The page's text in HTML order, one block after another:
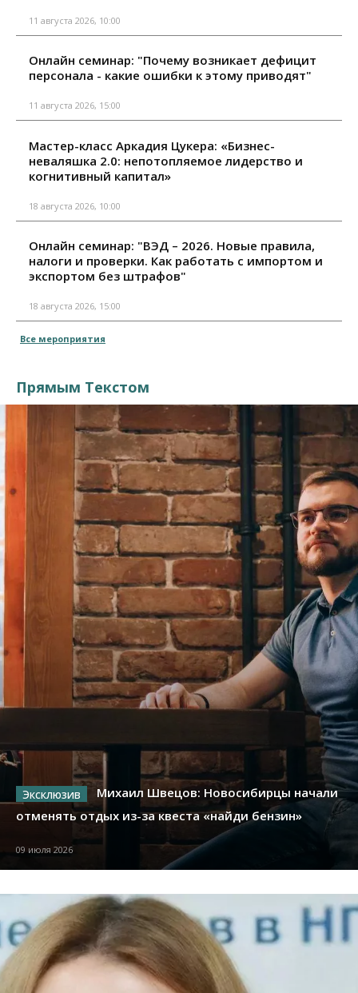
11 августа 2026, 10:00
Онлайн семинар: "Почему возникает дефицит
персонала - какие ошибки к этому приводят"
11 августа 2026, 15:00
Мастер-класс Аркадия Цукера: «Бизнес-
неваляшка 2.0: непотопляемое лидерство и
когнитивный капитал»
18 августа 2026, 10:00
Онлайн семинар: "ВЭД – 2026. Новые правила,
налоги и проверки. Как работать с импортом и
экспортом без штрафов"
18 августа 2026, 15:00
Все мероприятия
Прямым Текстом
Михаил Швецов: Новосибирцы начали
отменять отдых из-за квеста «найди бензин»
09 июля 2026